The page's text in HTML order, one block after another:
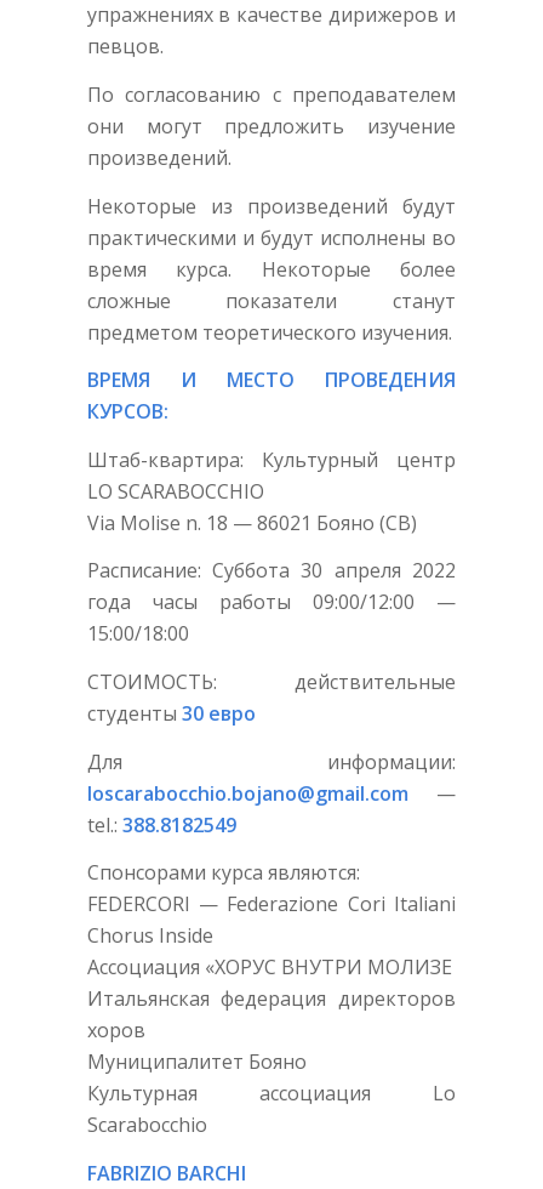
упражнениях в качестве дирижеров и
певцов.
По согласованию с преподавателем
они могут предложить изучение
произведений.
Некоторые из произведений будут
практическими и будут исполнены во
время курса. Некоторые более
сложные показатели станут
предметом теоретического изучения.
ВРЕМЯ И МЕСТО ПРОВЕДЕНИЯ
КУРСОВ:
Штаб-квартира: Культурный центр
LO SCARABOCCHIO
Via Molise n. 18 — 86021 Бояно (CB)
Расписание: Суббота 30 апреля 2022
года часы работы 09:00/12:00 —
15:00/18:00
СТОИМОСТЬ: действительные
студенты 30 евро
Для информации:
loscarabocchio.bojano@gmail.com —
tel.: 388.8182549
Спонсорами курса являются:
FEDERCORI — Federazione Cori Italiani
Chorus Inside
Ассоциация «ХОРУС ВНУТРИ МОЛИЗЕ
Итальянская федерация директоров
хоров
Муниципалитет Бояно
Культурная ассоциация Lo
Scarabocchio
FABRIZIO BARCHI